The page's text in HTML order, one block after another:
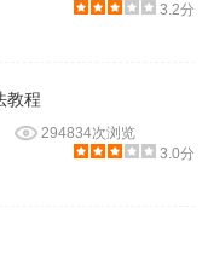
3.2分
教程
294834次浏览
3.0分